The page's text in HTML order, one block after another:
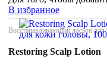
В избранное
Восстанавливающий лосьон
Restoring Scalp Lotion